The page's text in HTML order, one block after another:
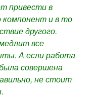
привести в
компонент и в то
другого.
все
А если работа
совершена
не стоит